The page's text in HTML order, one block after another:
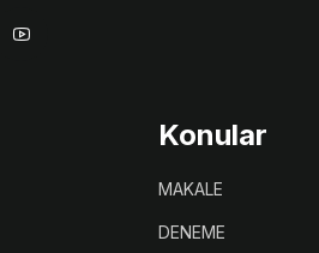
Konular
MAKALE
DENEME